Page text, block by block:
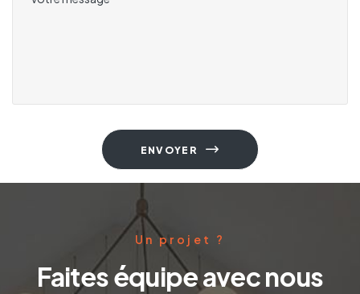
ENVOYER
Un projet ?
Faites équipe avec nous